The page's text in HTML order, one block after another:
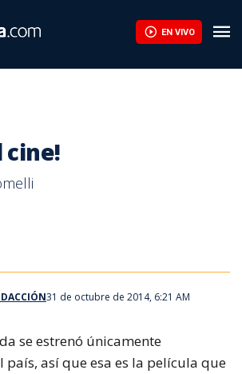
EN VIVO
cine!
31 de octubre de 2014, 6:21 AM
se estrenó únicamente
país, así que esa es la película que